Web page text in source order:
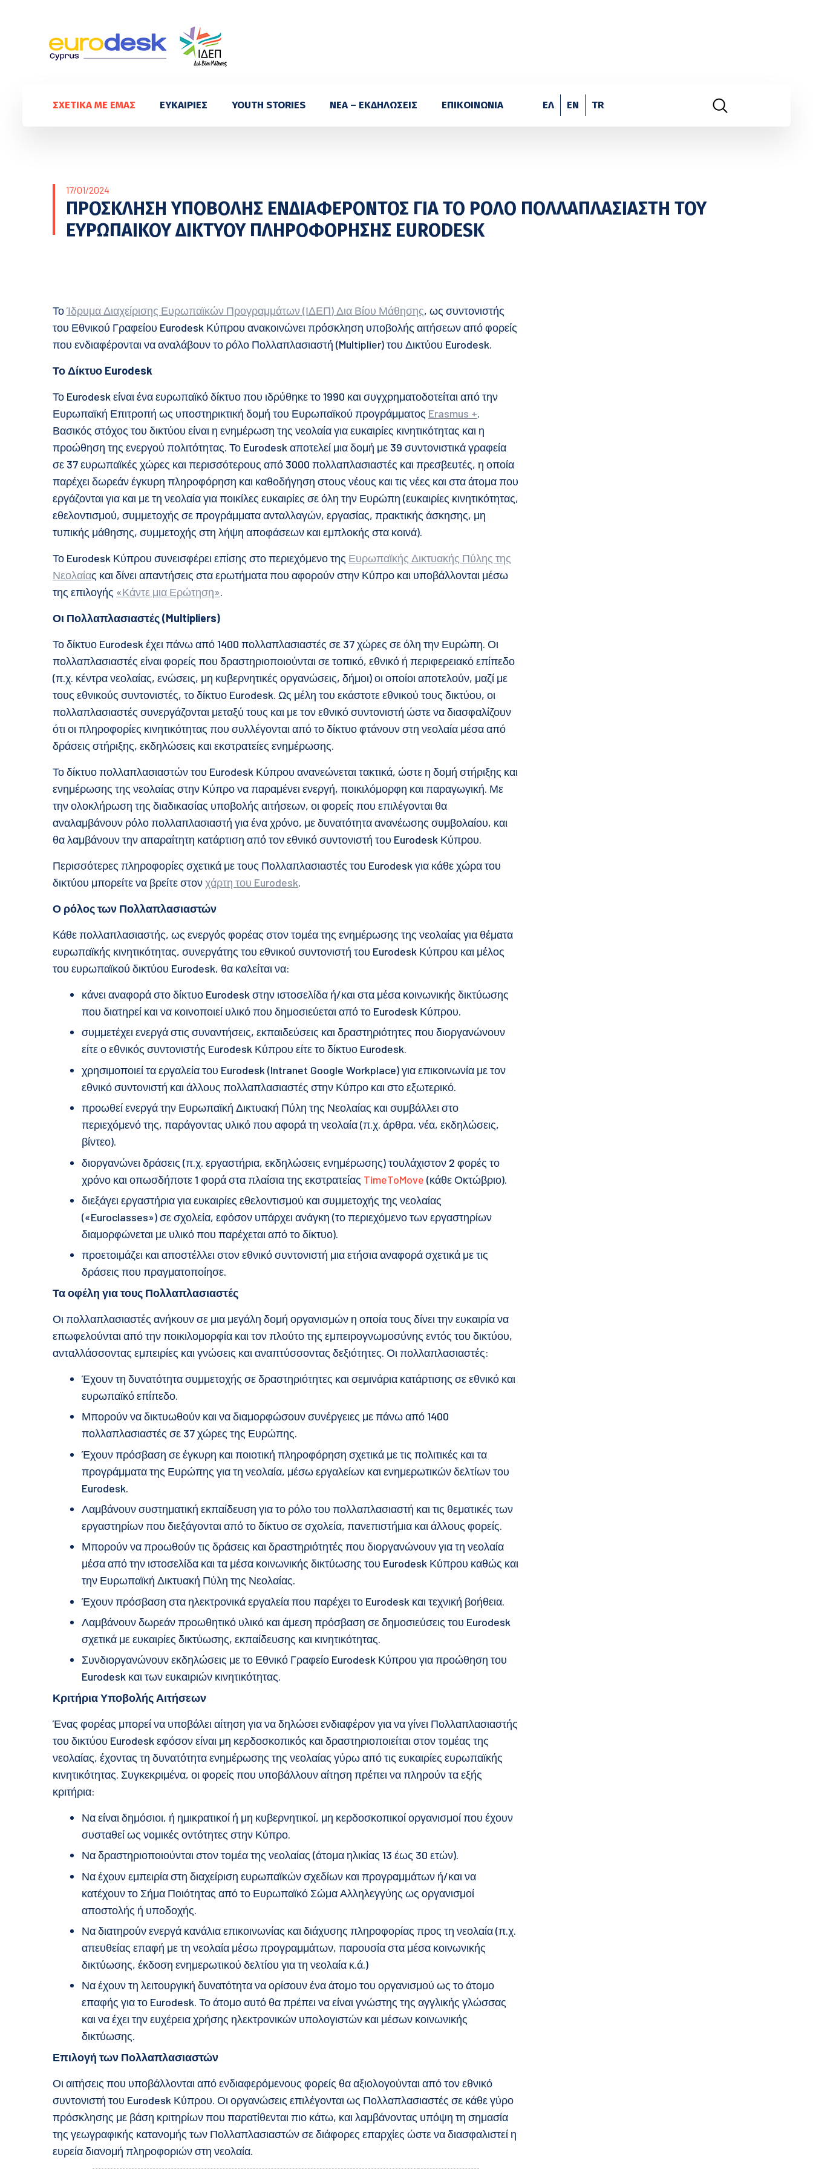
ΣΧΕΤΙΚΑ ΜΕ ΕΜΑΣ ΕΥΚΑΙΡΙΕΣ YOUTH STORIES ΝΕΑ – ΕΚΔΗΛΩΣΕΙΣ ΕΠΙΚΟΙΝΩΝΙΑ ΕΛ EN TR
17/01/2024
ΠΡΟΣΚΛΗΣΗ ΥΠΟΒΟΛΗΣ ΕΝΔΙΑΦΕΡΟΝΤΟΣ ΓΙΑ ΤΟ ΡΟΛΟ ΠΟΛΛΑΠΛΑΣΙΑΣΤΗ ΤΟΥ
ΕΥΡΩΠΑΙΚΟΥ ΔΙΚΤΥΟΥ ΠΛΗΡΟΦΟΡΗΣΗΣ EURODESK
ΤοΊδρυμα Διαχείρισης Ευρωπαϊκών Προγραμμάτων (ΙΔΕΠ) Δια Βίου Μάθησης, ως συντονιστής
του Εθνικού Γραφείου Eurodesk Κύπρου ανακοινώνει πρόσκληση υποβολής αιτήσεων από φορείς
που ενδιαφέρονται να αναλάβουν το ρόλο Πολλαπλασιαστή (Multiplier) του Δικτύου Eurodesk.
Το Δίκτυο Eurodesk
Το Eurodesk είναι ένα ευρωπαϊκό δίκτυο που ιδρύθηκε το 1990 και συγχρηματοδοτείται από την
Ευρωπαϊκή Επιτροπή ως υποστηρικτική δομή του Ευρωπαϊκού προγράμματος Erasmus +.
Βασικός στόχος του δικτύου είναι η ενημέρωση της νεολαία για ευκαιρίες κινητικότητας και η
προώθηση της ενεργού πολιτότητας. Το Eurodesk αποτελεί μια δομή με 39 συντονιστικά γραφεία
σε 37 ευρωπαϊκές χώρες και περισσότερους από 3000 πολλαπλασιαστές και πρεσβευτές, η οποία
παρέχει δωρεάν έγκυρη πληροφόρηση και καθοδήγηση στους νέους και τις νέες και στα άτομα που
εργάζονται για και με τη νεολαία για ποικίλες ευκαιρίες σε όλη την Ευρώπη (ευκαιρίες κινητικότητας,
εθελοντισμού, συμμετοχής σε προγράμματα ανταλλαγών, εργασίας, πρακτικής άσκησης, μη
τυπικής μάθησης, συμμετοχής στη λήψη αποφάσεων και εμπλοκής στα κοινά).
Το Eurodesk Κύπρου συνεισφέρει επίσης στο περιεχόμενο της Ευρωπαϊκής Δικτυακής Πύλης της
Νεολαίας και δίνει απαντήσεις στα ερωτήματα που αφορούν στην Κύπρο και υποβάλλονται μέσω
της επιλογής «Κάντε μια Ερώτηση».
Οι Πολλαπλασιαστές (Multipliers)
Το δίκτυο Eurodesk έχει πάνω από 1400 πολλαπλασιαστές σε 37 χώρες σε όλη την Ευρώπη. Οι
πολλαπλασιαστές είναι φορείς που δραστηριοποιούνται σε τοπικό, εθνικό ή περιφερειακό επίπεδο
(π.χ. κέντρα νεολαίας, ενώσεις, μη κυβερνητικές οργανώσεις, δήμοι) οι οποίοι αποτελούν, μαζί με
τους εθνικούς συντονιστές, το δίκτυο Eurodesk. Ως μέλη του εκάστοτε εθνικού τους δικτύου, οι
πολλαπλασιαστές συνεργάζονται μεταξύ τους και με τον εθνικό συντονιστή ώστε να διασφαλίζουν
ότι οι πληροφορίες κινητικότητας που συλλέγονται από το δίκτυο φτάνουν στη νεολαία μέσα από
δράσεις στήριξης, εκδηλώσεις και εκστρατείες ενημέρωσης.
Το δίκτυο πολλαπλασιαστών του Eurodesk Κύπρου ανανεώνεται τακτικά, ώστε η δομή στήριξης και
ενημέρωσης της νεολαίας στην Κύπρο να παραμένει ενεργή, ποικιλόμορφη και παραγωγική. Με
την ολοκλήρωση της διαδικασίας υποβολής αιτήσεων, οι φορείς που επιλέγονται θα
αναλαμβάνουν ρόλο πολλαπλασιαστή για ένα χρόνο, με δυνατότητα ανανέωσης συμβολαίου, και
θα λαμβάνουν την απαραίτητη κατάρτιση από τον εθνικό συντονιστή του Eurodesk Κύπρου.
Περισσότερες πληροφορίες σχετικά με τους Πολλαπλασιαστές του Eurodesk για κάθε χώρα του
δικτύου μπορείτε να βρείτε στονχάρτη του Eurodesk.
Ο ρόλος των Πολλαπλασιαστών
Κάθε πολλαπλασιαστής, ως ενεργός φορέας στον τομέα της ενημέρωσης της νεολαίας για θέματα
ευρωπαϊκής κινητικότητας, συνεργάτης του εθνικού συντονιστή του Eurodesk Κύπρου και μέλος
του ευρωπαϊκού δικτύου Eurodesk, θα καλείται να:
κάνει αναφορά στο δίκτυο Eurodesk στην ιστοσελίδα ή/και στα μέσα κοινωνικής δικτύωσης
που διατηρεί και να κοινοποιεί υλικό που δημοσιεύεται από το Eurodesk Κύπρου.
συμμετέχει ενεργά στις συναντήσεις, εκπαιδεύσεις και δραστηριότητες που διοργανώνουν
είτε ο εθνικός συντονιστής Eurodesk Κύπρου είτε το δίκτυο Eurodesk.
χρησιμοποιεί τα εργαλεία του Eurodesk (Intranet Google Workplace) για επικοινωνία με τον
εθνικό συντονιστή και άλλους πολλαπλασιαστές στην Κύπρο και στο εξωτερικό.
προωθεί ενεργά την Ευρωπαϊκή Δικτυακή Πύλη της Νεολαίας και συμβάλλει στο
περιεχόμενό της, παράγοντας υλικό που αφορά τη νεολαία (π.χ. άρθρα, νέα, εκδηλώσεις,
βίντεο).
διοργανώνει δράσεις (π.χ. εργαστήρια, εκδηλώσεις ενημέρωσης) τουλάχιστον 2 φορές το
χρόνο και οπωσδήποτε 1 φορά στα πλαίσια της εκστρατείας TimeToMove (κάθε Οκτώβριο).
διεξάγει εργαστήρια για ευκαιρίες εθελοντισμού και συμμετοχής της νεολαίας
(«Euroclasses») σε σχολεία, εφόσον υπάρχει ανάγκη (το περιεχόμενο των εργαστηρίων
διαμορφώνεται με υλικό που παρέχεται από το δίκτυο).
προετοιμάζει και αποστέλλει στον εθνικό συντονιστή μια ετήσια αναφορά σχετικά με τις
δράσεις που πραγματοποίησε.
Τα οφέλη για τους Πολλαπλασιαστές
Οι πολλαπλασιαστές ανήκουν σε μια μεγάλη δομή οργανισμών η οποία τους δίνει την ευκαιρία να
επωφελούνται από την ποικιλομορφία και τον πλούτο της εμπειρογνωμοσύνης εντός του δικτύου,
ανταλλάσσοντας εμπειρίες και γνώσεις και αναπτύσσοντας δεξιότητες. Οι πολλαπλασιαστές:
Έχουν τη δυνατότητα συμμετοχής σε δραστηριότητες και σεμινάρια κατάρτισης σε εθνικό και
ευρωπαϊκό επίπεδο.
Μπορούν να δικτυωθούν και να διαμορφώσουν συνέργειες με πάνω από 1400
πολλαπλασιαστές σε 37 χώρες της Ευρώπης.
Έχουν πρόσβαση σε έγκυρη και ποιοτική πληροφόρηση σχετικά με τις πολιτικές και τα
προγράμματα της Ευρώπης για τη νεολαία, μέσω εργαλείων και ενημερωτικών δελτίων του
Eurodesk.
Λαμβάνουν συστηματική εκπαίδευση για το ρόλο του πολλαπλασιαστή και τις θεματικές των
εργαστηρίων που διεξάγονται από το δίκτυο σε σχολεία, πανεπιστήμια και άλλους φορείς.
Μπορούν να προωθούν τις δράσεις και δραστηριότητές που διοργανώνουν για τη νεολαία
μέσα από την ιστοσελίδα και τα μέσα κοινωνικής δικτύωσης του Eurodesk Κύπρου καθώς και
την Ευρωπαϊκή Δικτυακή Πύλη της Νεολαίας.
Έχουν πρόσβαση στα ηλεκτρονικά εργαλεία που παρέχει το Eurodesk και τεχνική βοήθεια.
Λαμβάνουν δωρεάν προωθητικό υλικό και άμεση πρόσβαση σε δημοσιεύσεις του Eurodesk
σχετικά με ευκαιρίες δικτύωσης, εκπαίδευσης και κινητικότητας.
Συνδιοργανώνουν εκδηλώσεις με το Εθνικό Γραφείο Eurodesk Κύπρου για προώθηση του
Eurodesk και των ευκαιριών κινητικότητας.
Κριτήρια Υποβολής Αιτήσεων
Ένας φορέας μπορεί να υποβάλει αίτηση για να δηλώσει ενδιαφέρον για να γίνει Πολλαπλασιαστής
του δικτύου Eurodesk εφόσον είναι μη κερδοσκοπικός και δραστηριοποιείται στον τομέας της
νεολαίας, έχοντας τη δυνατότητα ενημέρωσης της νεολαίας γύρω από τις ευκαιρίες ευρωπαϊκής
κινητικότητας. Συγκεκριμένα, οι φορείς που υποβάλλουν αίτηση πρέπει να πληρούν τα εξής
κριτήρια:
Να είναι δημόσιοι, ή ημικρατικοί ή μη κυβερνητικοί, μη κερδοσκοπικοί οργανισμοί που έχουν
συσταθεί ως νομικές οντότητες στην Κύπρο.
Να δραστηριοποιούνται στον τομέα της νεολαίας (άτομα ηλικίας 13 έως 30 ετών).
Να έχουν εμπειρία στη διαχείριση ευρωπαϊκών σχεδίων και προγραμμάτων ή/και να
κατέχουν το Σήμα Ποιότητας από το Ευρωπαϊκό Σώμα Αλληλεγγύης ως οργανισμοί
αποστολής ή υποδοχής.
Να διατηρούν ενεργά κανάλια επικοινωνίας και διάχυσης πληροφορίας προς τη νεολαία (π.χ.
απευθείας επαφή με τη νεολαία μέσω προγραμμάτων, παρουσία στα μέσα κοινωνικής
δικτύωσης, έκδοση ενημερωτικού δελτίου για τη νεολαία κ.ά.)
Να έχουν τη λειτουργική δυνατότητα να ορίσουν ένα άτομο του οργανισμού ως το άτομο
επαφής για το Eurodesk. Το άτομο αυτό θα πρέπει να είναι γνώστης της αγγλικής γλώσσας
και να έχει την ευχέρεια χρήσης ηλεκτρονικών υπολογιστών και μέσων κοινωνικής
δικτύωσης.
Επιλογή των Πολλαπλασιαστών
Οι αιτήσεις που υποβάλλονται από ενδιαφερόμενους φορείς θα αξιολογούνται από τον εθνικό
συντονιστή του Eurodesk Κύπρου. Οι οργανώσεις επιλέγονται ως Πολλαπλασιαστές σε κάθε γύρο
πρόσκλησης με βάση κριτηρίων που παρατίθενται πιο κάτω, και λαμβάνοντας υπόψη τη σημασία
της γεωγραφικής κατανομής των Πολλαπλασιαστών σε διάφορες επαρχίες ώστε να διασφαλιστεί η
ευρεία διανομή πληροφοριών στη νεολαία.